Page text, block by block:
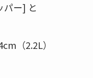
ー] と
（2.2L）